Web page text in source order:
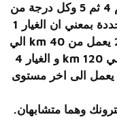
المانيوال بالتدريج الغيار 1 ثم 2 ثم 3 ثم 4 ثم 5 وكل درجة من
الغيارات السابقة لها امكانية سرعة محددة بمعني ان الغيار 1
يعمل من الصفر إلى 40 km و الغيار 2 يعمل من 40 km الي
80 km والغيار 3 يعمل من 80 km الي 120 km و الغيار 4
يعمل من 120 km الي 160 و الغيار 5 يعمل الى اخر مستوى
وهما متشابهان.